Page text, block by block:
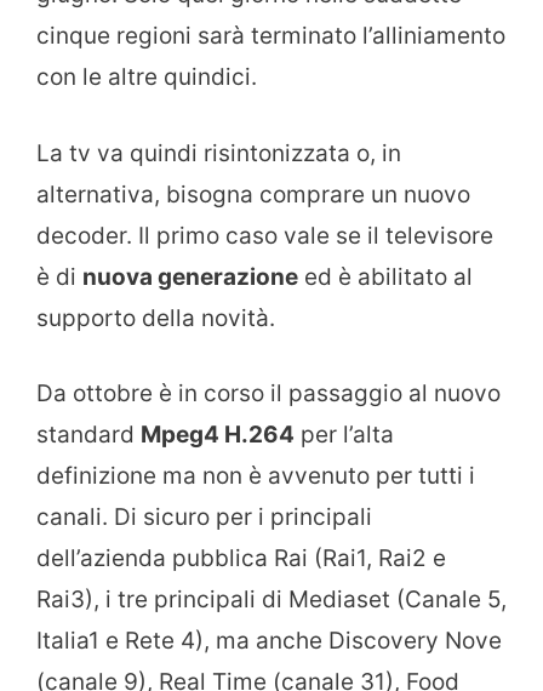
cinque regioni sarà terminato l’alliniamento
con le altre quindici.
La tv va quindi risintonizzata o, in
alternativa, bisogna comprare un nuovo
decoder. Il primo caso vale se il televisore
è di nuova generazione ed è abilitato al
supporto della novità.
Da ottobre è in corso il passaggio al nuovo
standard Mpeg4 H.264 per l’alta
definizione ma non è avvenuto per tutti i
canali. Di sicuro per i principali
dell’azienda pubblica Rai (Rai1, Rai2 e
Rai3), i tre principali di Mediaset (Canale 5,
Italia1 e Rete 4), ma anche Discovery Nove
(canale 9), Real Time (canale 31), Food